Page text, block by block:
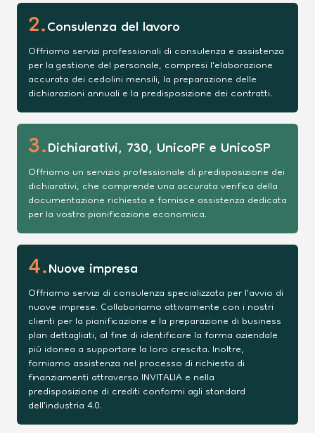
2.Consulenza del lavoro
Offriamo servizi professionali di consulenza e assistenza
per la gestione del personale, compresi l'elaborazione
accurata dei cedolini mensili, la preparazione delle
dichiarazioni annuali e la predisposizione dei contratti.
3.Dichiarativi, 730, UnicoPF e UnicoSP
Offriamo un servizio professionale di predisposizione dei
dichiarativi, che comprende una accurata verifica della
documentazione richiesta e fornisce assistenza dedicata
per la vostra pianificazione economica.
4.Nuove impresa
Offriamo servizi di consulenza specializzata per l'avvio di
nuove imprese. Collaboriamo attivamente con i nostri
clienti per la pianificazione e la preparazione di business
plan dettagliati, al fine di identificare la forma aziendale
più idonea a supportare la loro crescita. Inoltre,
forniamo assistenza nel processo di richiesta di
finanziamenti attraverso INVITALIA e nella
predisposizione di crediti conformi agli standard
dell'industria 4.0.